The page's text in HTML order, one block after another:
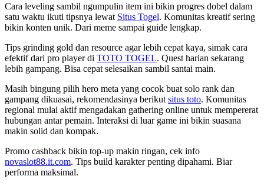
Cara leveling sambil ngumpulin item ini bikin progres dobel dalam
satu waktu ikuti tipsnya lewat Situs Togel. Komunitas kreatif sering
bikin konten unik. Dari meme sampai guide lengkap.
Tips grinding gold dan resource agar lebih cepat kaya, simak cara
efektif dari pro player di TOTO TOGEL. Quest harian sekarang
lebih gampang. Bisa cepat selesaikan sambil santai main.
Masih bingung pilih hero meta yang cocok buat solo rank dan
gampang dikuasai, rekomendasinya berikut situs toto. Komunitas
regional mulai aktif mengadakan gathering online untuk mempererat
hubungan antar pemain. Interaksi di luar game ini bikin suasana
makin solid dan kompak.
Promo cashback bikin top-up makin ringan, cek info
novaslot88.it.com. Tips build karakter penting dipahami. Biar
performa maksimal.